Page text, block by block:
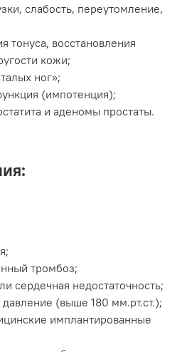
слабость, переутомление,
тонуса, восстановления
кожи;
ног»;
(импотенция);
и аденомы простаты.
тромбоз;
сердечная недостаточность;
(выше 180 мм.рт.ст.);
имплантированные